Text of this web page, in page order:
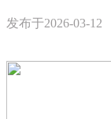
发布于2026-03-12